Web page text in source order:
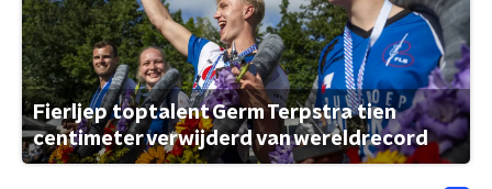
Fierljep toptalent Germ Terpstra tien
centimeter verwijderd van wereldrecord